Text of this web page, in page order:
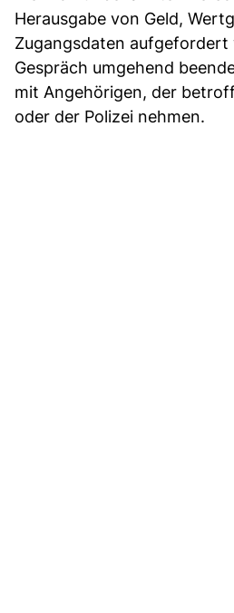
Herausgabe von Geld,
Zugangsdaten aufgefordert
Gespräch umgehend
mit Angehörigen, der
oder der Polizei nehmen.